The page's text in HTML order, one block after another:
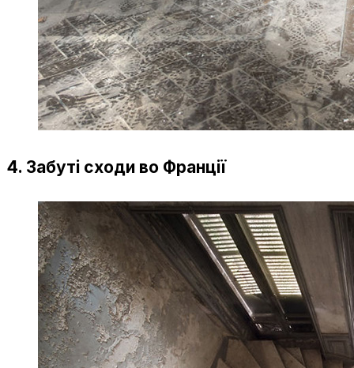
4. Забуті сходи во Франції